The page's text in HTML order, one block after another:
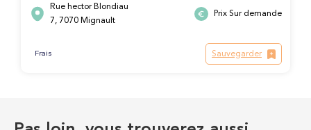
Rue hector Blondiau
7, 7070 Mignault
Prix Sur demande
Frais Sauvegarder